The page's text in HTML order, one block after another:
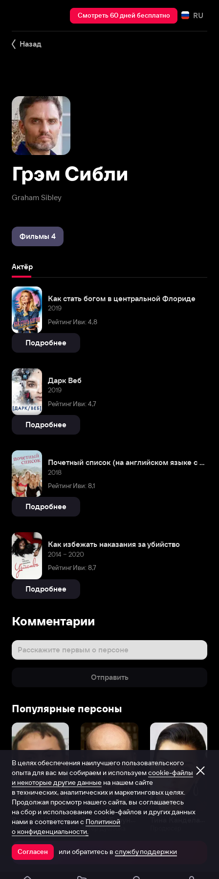
Смотреть 60 дней бесплатно RU
Назад
Graham Sibley
Грэм Сибли
Фильмы 4
Актёр
Как стать богом в центральной Флориде
2019
Рейтинг Иви: 4,8
Подробнее
Дарк Веб
2019
Рейтинг Иви: 4,7
Подробнее
Почетный список (на английском языке с русскими субтитрами)
2018
Рейтинг Иви: 8,1
Подробнее
Как избежать наказания за убийство
2014 – 2020
Рейтинг Иви: 8,7
Подробнее
Комментарии
Расскажите первым о персоне
Отправить
Популярные персоны
Виталий Шляппо
Продюсер Актёр дубляжа
Открыть в приложении
В целях обеспечения наилучшего пользовательского
опыта для вас мы собираем и используем cookie-файлы
и некоторые другие данные на нашем сайте
в технических, аналитических и маркетинговых целях.
Продолжая просмотр нашего сайта, вы соглашаетесь
на сбор и использование cookie-файлов и других данных
нами в соответствии с Политикой
о конфиденциальности.
Согласен или обратитесь в службу поддержки